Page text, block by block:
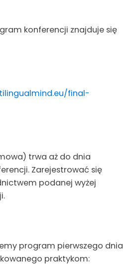
konferencji znajduje się
final-
trwa aż do dnia
Zarejestrować się
podanej wyżej
program pierwszego dnia
praktykom: